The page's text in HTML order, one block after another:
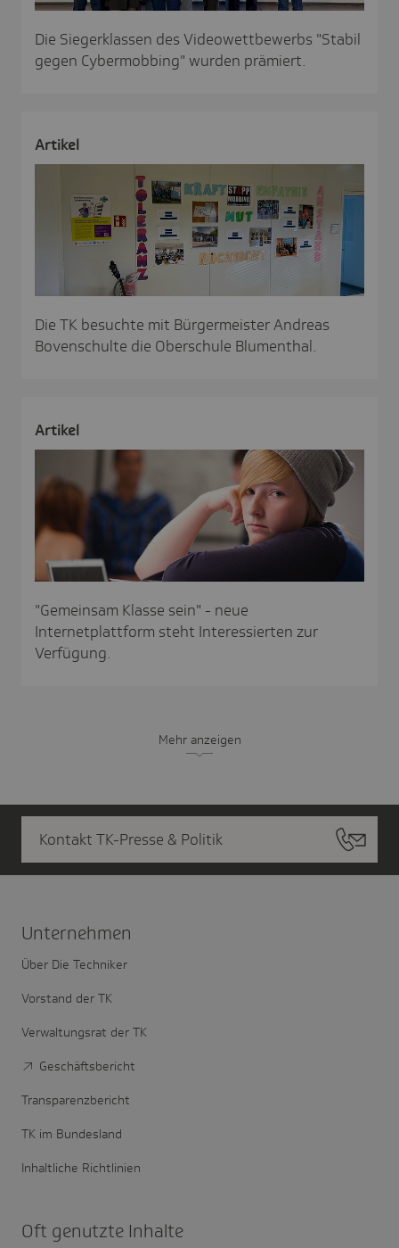
Die Siegerklassen des Videowettbewerbs "Stabil
gegen Cybermobbing" wurden prämiert.
Artikel
Die TK besuchte mit Bürgermeister Andreas
Bovenschulte die Oberschule Blumenthal.
Artikel
"Gemeinsam Klasse sein" - neue
Internetplattform steht Interessierten zur
Verfügung.
Mehr anzeigen
Kontakt TK-Presse & Politik
Unter­nehmen
Über Die Techniker
Vorstand der TK
Verwaltungsrat der TK
Geschäftsbericht
Transparenzbericht
TK im Bundesland
Inhaltliche Richtlinien
Oft genutzte Inhalte